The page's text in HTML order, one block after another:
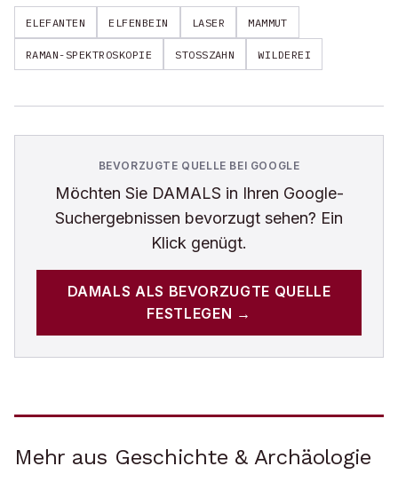
ELEFANTEN ELFENBEIN LASER MAMMUT
RAMAN-SPEKTROSKOPIE STOSSZAHN WILDEREI
BEVORZUGTE QUELLE BEI GOOGLE
Möchten Sie DAMALS in Ihren Google-
Suchergebnissen bevorzugt sehen? Ein
Klick genügt.
DAMALS ALS BEVORZUGTE QUELLE
FESTLEGEN →
Mehr aus Geschichte & Archäologie